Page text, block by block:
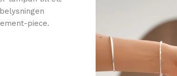
piece.